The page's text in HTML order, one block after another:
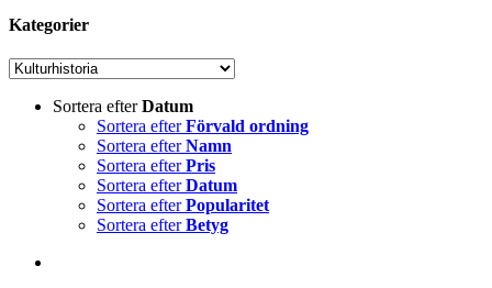
Kategorier
Sortera efterDatum
Sortera efterFörvald ordning
Sortera efterNamn
Sortera efterPris
Sortera efterDatum
Sortera efterPopularitet
Sortera efterBetyg